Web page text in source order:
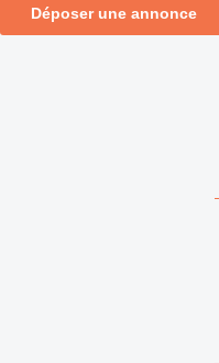
Déposer une annonce